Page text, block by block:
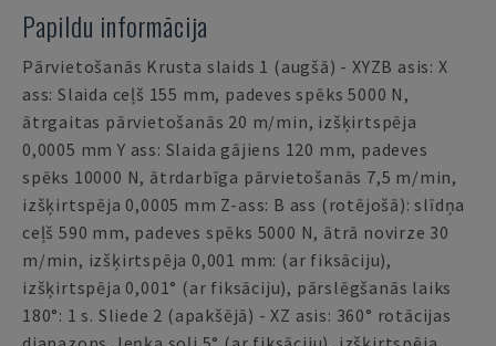
Papildu informācija
Pārvietošanās Krusta slaids 1 (augšā) - XYZB asis: X
ass: Slaida ceļš 155 mm, padeves spēks 5000 N,
ātrgaitas pārvietošanās 20 m/min, izšķirtspēja
0,0005 mm Y ass: Slaida gājiens 120 mm, padeves
spēks 10000 N, ātrdarbīga pārvietošanās 7,5 m/min,
izšķirtspēja 0,0005 mm Z-ass: B ass (rotējošā): slīdņa
ceļš 590 mm, padeves spēks 5000 N, ātrā novirze 30
m/min, izšķirtspēja 0,001 mm: (ar fiksāciju),
izšķirtspēja 0,001° (ar fiksāciju), pārslēgšanās laiks
180°: 1 s. Sliede 2 (apakšējā) - XZ asis: 360° rotācijas